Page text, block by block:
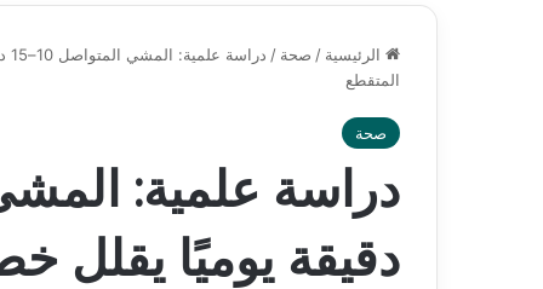
الرئيسية / صحة /
المتقطع
صحة
دقيقة يوميًا يقلل